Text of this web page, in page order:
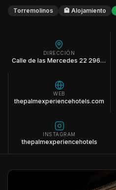
Torremolinos 🏨 Alojamiento
DIRECCIÓN
Calle de las Mercedes 22 29620 Torremolinos Malaga Espana
WEB
thepalmexperiencehotels.com
INSTAGRAM
thepalmexperiencehotels